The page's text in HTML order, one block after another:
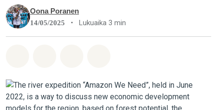
Oona Poranen
14/05/2025 • Lukuaika 3 min